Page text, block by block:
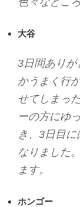
大谷
3日間ありが
かうまく行
せてしまっ
ーの方にゆ
き、3日目
なりました
ます。
ホンゴー